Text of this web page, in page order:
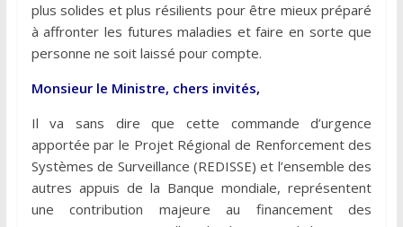
plus solides et plus résilients pour être mieux préparé
à affronter les futures maladies et faire en sorte que
personne ne soit laissé pour compte.
Monsieur le Ministre, chers invités,
Il va sans dire que cette commande d’urgence
apportée par le Projet Régional de Renforcement des
Systèmes de Surveillance (REDISSE) et l’ensemble des
autres appuis de la Banque mondiale, représentent
une contribution majeure au financement des